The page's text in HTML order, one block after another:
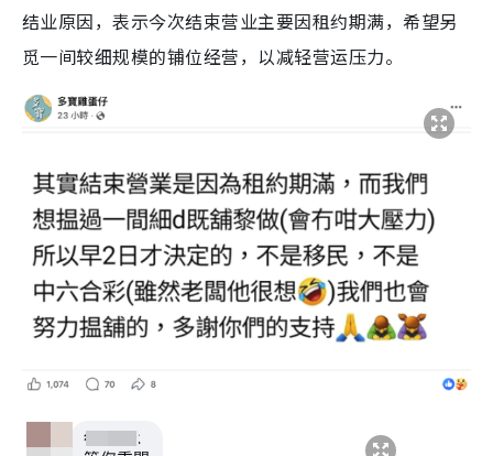
结业原因，表示今次结束营业主要因租约期满，希望另
觅一间较细规模的铺位经营，以减轻营运压力。